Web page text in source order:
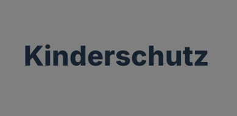
Kinderschutz